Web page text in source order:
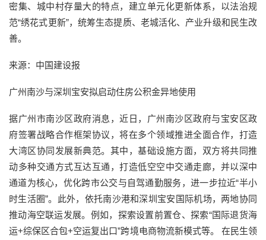
密集、城中村存量大的特点，建立单元化更新体系，以法治规
范“绣花式更新”，统筹生态提质、老城活化、产业升级和民生改
善。
来源：中国建设报
广州南沙与深圳宝安拟启动住房公积金异地使用
据广州市南沙区政府消息，近日，广州南沙区政府与宝安区政
府签署战略合作框架协议，将在多个领域推进全面合作，打造
大湾区协同发展新典范。其中，基础设施方面，双方将共同推
动多种交通方式互达互通，打造低空空中交通走廊，并以深中
通道为核心，优化跨市公交与自驾通勤服务，进一步拉近“半小
时生活圈”。此外，依托南沙港和深圳宝安国际机场，两地协同
推动海空联运发展。例如，探索设置前置仓、探索“国际退货海
运+综保区合包+空运复出口”跨境电商物流新模式等。 在民生领